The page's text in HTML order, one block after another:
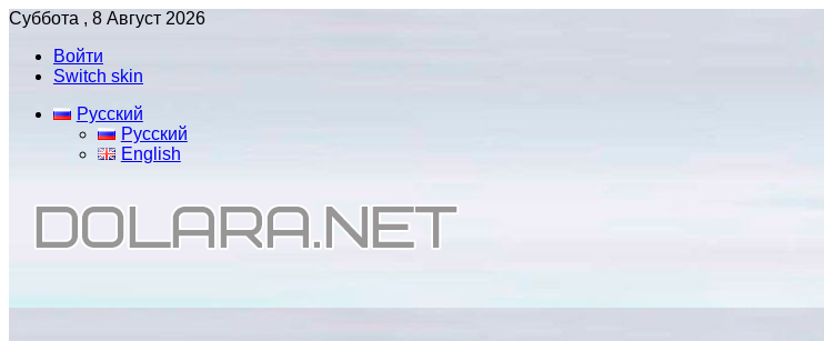
Суббота , 8 Август 2026
Войти
Switch skin
Русский
Русский
English